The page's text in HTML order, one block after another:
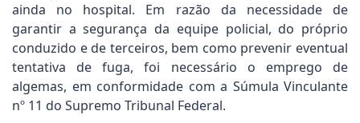
ainda no hospital. Em razão da necessidade de
garantir a segurança da equipe policial, do próprio
conduzido e de terceiros, bem como prevenir eventual
tentativa de fuga, foi necessário o emprego de
algemas, em conformidade com a Súmula Vinculante
nº 11 do Supremo Tribunal Federal.